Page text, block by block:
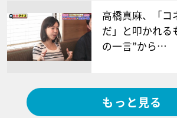
高橋真麻、「コ
だ」と叩かれ
の一言”から…
もっと見る